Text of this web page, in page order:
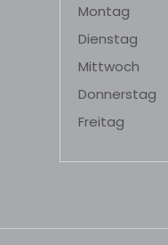
Montag
Dienstag
Mittwoch
Donnerstag
Freitag